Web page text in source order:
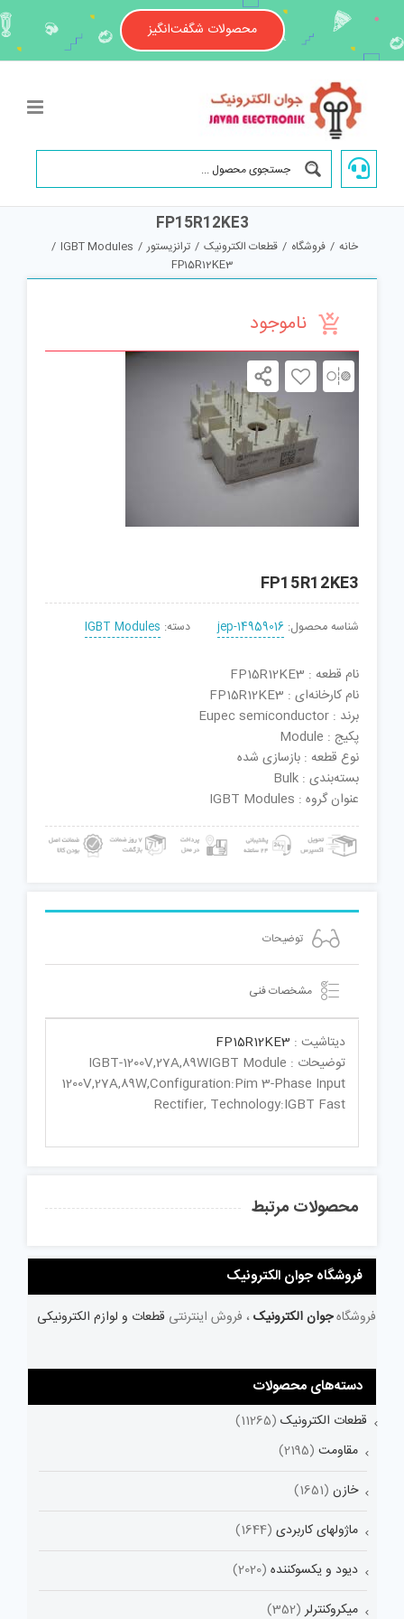
content
محصولات شگفت‌انگیز
FP15R12KE3
خانه / فروشگاه / قطعات الکترونیک / ترانزیستور /
IGBT Modules
/
FP15R12KE3
ناموجود
FP15R12KE3
شناسه محصول: jep-14959016 دسته: IGBT Modules
نام قطعه : FP15R12KE3
نام کارخانه‌ای : FP15R12KE3
برند : Eupec semiconductor
پکیج : Module
نوع قطعه : بازسازی شده
بسته‌بندی : Bulk
عنوان گروه : IGBT Modules
توضیحات
مشخصات فنی
دیتاشیت : FP15R12KE3
توضیحات : IGBT-1200V,27A,89WIGBT Module
1200V,27A,89W,Configuration:Pim 3-Phase Input
Rectifier, Technology:IGBT Fast
محصولات مرتبط
فروشگاه جوان الکترونیک
فروشگاهجوان الکترونیک ، فروش اینترنتی قطعات و لوازم الکترونیکی
دسته‌های محصولات
قطعات الکترونیک (11265)
مقاومت (2195)
خازن (1651)
ماژولهای کاربردی (1644)
دیود و یکسوکننده (2020)
میکروکنترلر (352)